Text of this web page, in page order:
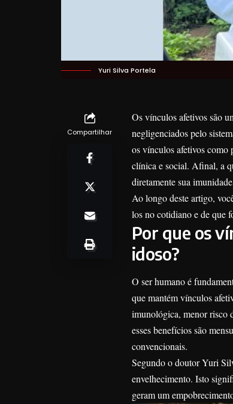
Yuri Silva Portela
Compartilhar
Os vínculos afetivos são
negligenciados pelo
os vínculos afetivos como
clínica e social. Afinal, a
diretamente sua
Ao longo deste artigo,
los no cotidiano e de que
Por que os
idoso?
O ser humano é
que mantém vínculos
imunológica, menor risco
esses benefícios são
convencionais.
Segundo o doutor Yuri
envelhecimento. Isto
geram um